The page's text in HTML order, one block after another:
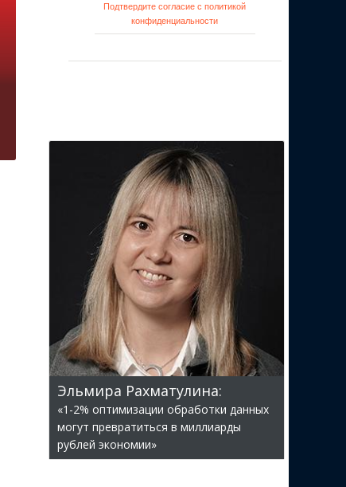
Подтвердите согласие с политикой
конфиденциальности
Эльмира Рахматулина:
«1-2% оптимизации обработки данных
могут превратиться в миллиарды
рублей экономии»